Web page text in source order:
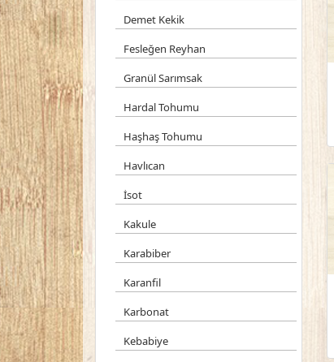
Demet Kekik
Fesleğen Reyhan
Granül Sarımsak
Hardal Tohumu
Haşhaş Tohumu
Havlıcan
İsot
Kakule
Karabiber
Karanfil
Karbonat
Kebabiye